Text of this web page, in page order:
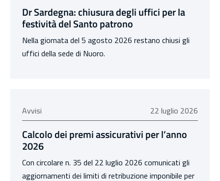
Dr Sardegna: chiusura degli uffici per la
festività del Santo patrono
Nella giornata del 5 agosto 2026 restano chiusi gli
uffici della sede di Nuoro.
Avvisi 22 luglio 2026
22 luglio 2026
Calcolo dei premi assicurativi per l’anno
2026
Con circolare n. 35 del 22 luglio 2026 comunicati gli
aggiornamenti dei limiti di retribuzione imponibile per